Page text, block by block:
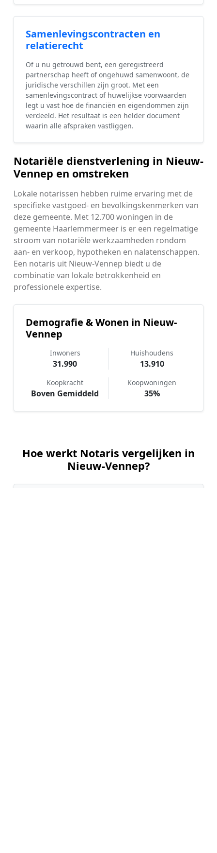
Samenlevingscontracten en
relatierecht
Of u nu getrouwd bent, een geregistreerd
partnerschap heeft of ongehuwd samenwoont, de
juridische verschillen zijn groot. Met een
samenlevingscontract of huwelijkse voorwaarden
legt u vast hoe de financiën en eigendommen zijn
verdeeld. Het resultaat is een helder document
waarin alle afspraken vastliggen.
Notariële dienstverlening in Nieuw-
Vennep en omstreken
Lokale notarissen hebben ruime ervaring met de
specifieke vastgoed- en bevolkingskenmerken van
deze gemeente. Met 12.700 woningen in de
gemeente Haarlemmermeer is er een regelmatige
stroom van notariële werkzaamheden rondom
aan- en verkoop, hypotheken en nalatenschappen.
Een notaris uit Nieuw-Vennep biedt u de
combinatie van lokale betrokkenheid en
professionele expertise.
Demografie & Wonen in Nieuw-
Vennep
Inwoners
31.990
Huishoudens
13.910
Koopkracht
Boven Gemiddeld
Koopwoningen
35%
Hoe werkt Notaris vergelijken in
Nieuw-Vennep?